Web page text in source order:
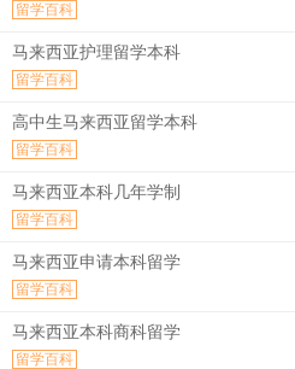
留学百科
马来西亚护理留学本科
留学百科
高中生马来西亚留学本科
留学百科
马来西亚本科几年学制
留学百科
马来西亚申请本科留学
留学百科
马来西亚本科商科留学
留学百科